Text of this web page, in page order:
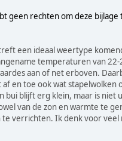
geen rechten om deze bijlage
een ideaal weertype
temperaturen van
aan of net erboven.
af en toe ook wat stapelwolken
bui blijft erg klein, maar is niet
van de zon en warmte te
verrichten. Ik denk voor veel